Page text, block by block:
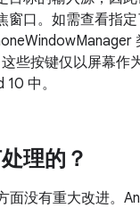
窗口。如需查看指
些按键仅以屏幕作
中。
理的？
面没有重大改进。